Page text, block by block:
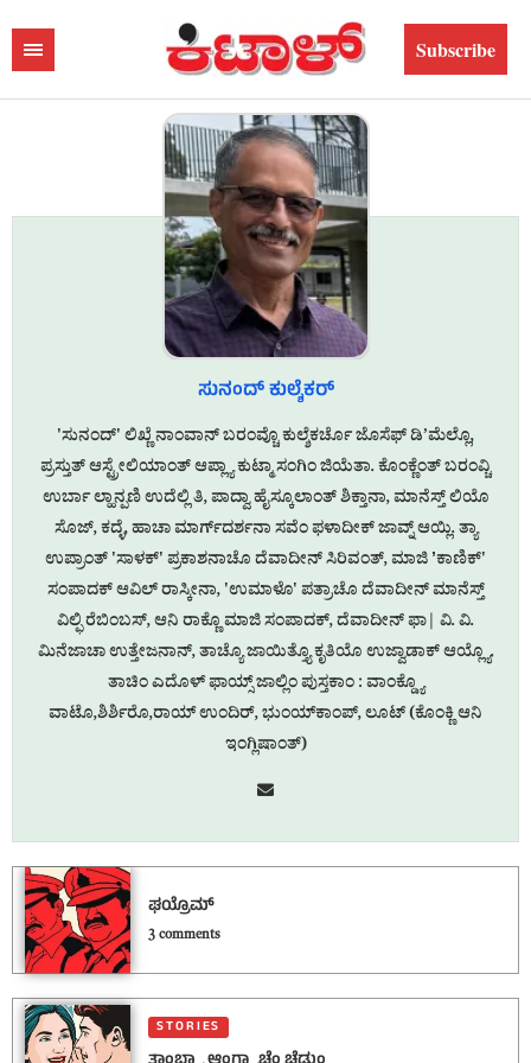
Subscribe
ಸುನಂದ್ ಕುಲ್ಶೆಕರ್
'ಸುನಂದ್' ಲಿಖ್ಣೆ ನಾಂವಾನ್ ಬರಂವ್ಚೊ ಕುಲ್ಶೆಕರ್ಚೊ ಜೊಸೆಫ್ ಡಿ’ಮೆಲ್ಲೊ,
ಪ್ರಸ್ತುತ್ ಆಸ್ಟ್ರೇಲಿಯಾಂತ್ ಆಪ್ಲ್ಯಾ ಕುಟ್ಮಾ ಸಂಗಿಂ ಜಿಯೆತಾ. ಕೊಂಕ್ಣೆಂತ್ ಬರಂವ್ಚಿ
ಉರ್ಬಾ ಲ್ಹಾನ್ಪಣಿ ಉದೆಲ್ಲಿ ತಿ, ಪಾದ್ವಾ ಹೈಸ್ಕೂಲಾಂತ್ ಶಿಕ್ತಾನಾ, ಮಾನೆಸ್ತ್ ಲಿಯೊ
ಸೊಜ್, ಕದ್ಳೆ, ಹಾಚಾ ಮಾರ್ಗ್‌ದರ್ಶನಾ ಸವೆಂ ಫಳಾದೀಕ್ ಜಾವ್ನ್ ಆಯ್ಲಿ. ತ್ಯಾ
ಉಪ್ರಾಂತ್‌ ‌'ಸಾಳಕ್‌' ಪ್ರಕಾಶನಾಚೊ ದೆವಾದೀನ್ ಸಿರಿವಂತ್, ಮಾಜಿ ʼಕಾಣಿಕ್'
ಸಂಪಾದಕ್ ಆವಿಲ್ ರಾಸ್ಕೀನಾ, 'ಉಮಾಳೊ' ಪತ್ರಾಚೊ ದೆವಾದೀನ್ ಮಾನೆಸ್ತ್‌
ವಿಲ್ಫಿ ರೆಬಿಂಬಸ್‌, ಆನಿ ರಾಕ್ಣೊ ಮಾಜಿ ಸಂಪಾದಕ್‌, ದೆವಾದೀನ್ ಫಾ| ವಿ.‌ ವಿ.
ಮಿನೆಜಾಚಾ ಉತ್ತೇಜನಾನ್, ತಾಚ್ಯೊ ಜಾಯಿತ್ತ್ಯೊ ಕೃತಿಯೊ ಉಜ್ವಾಡಾಕ್ ಆಯ್ಲ್ಯೊ.
ತಾಚಿಂ ಎದೊಳ್ ಫಾಯ್ಸ್ ಜಾಲ್ಲಿಂ ಪುಸ್ತಕಾಂ : ವಾಂಕ್ಡ್ಯೊ
ವಾಟೊ,ಶಿರ್ಶಿರೊ,ರಾಯ್ ಉಂದಿರ್, ಭುಂಯ್‌ಕಾಂಪ್, ಲೂಟ್ (ಕೊಂಕ್ಣಿ ಆನಿ
ಇಂಗ್ಲಿಷಾಂತ್)
ಘಯ್ರೊಮ್
3 comments
STORIES